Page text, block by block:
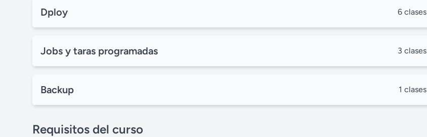
Dploy 6 clases
Jobs y taras programadas 3 clases
Backup 1 clases
Requisitos del curso